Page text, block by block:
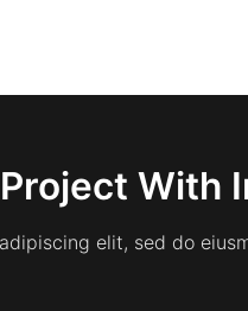
With
elit, sed do